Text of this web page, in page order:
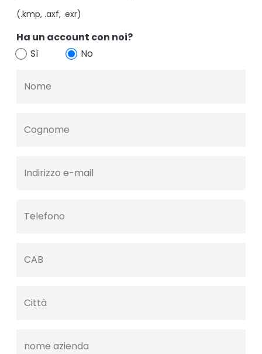
(.kmp, .axf, .exr)
Ha un account con noi?
Sì
No
Nome
Cognome
Indirizzo e-mail
Telefono
CAB
Città
nome azienda